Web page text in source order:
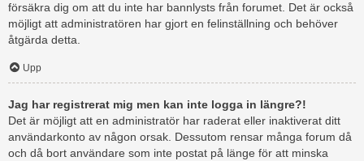
försäkra dig om att du inte har bannlysts från forumet. Det är också
möjligt att administratören har gjort en felinställning och behöver
åtgärda detta.
Upp
Jag har registrerat mig men kan inte logga in längre?!
Det är möjligt att en administratör har raderat eller inaktiverat ditt
användarkonto av någon orsak. Dessutom rensar många forum då
och då bort användare som inte postat på länge för att minska